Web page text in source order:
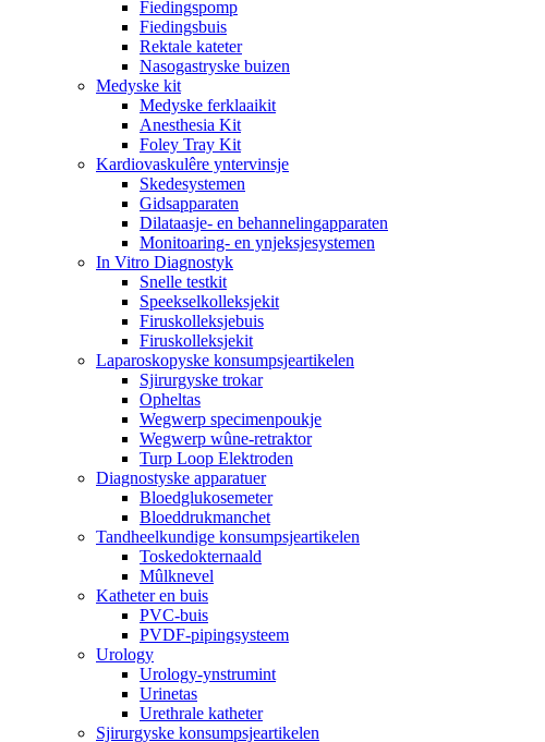
Fiedingspomp
Fiedingsbuis
Rektale kateter
Nasogastryske buizen
Medyske kit
Medyske ferklaaikit
Anesthesia Kit
Foley Tray Kit
Kardiovaskulêre yntervinsje
Skedesystemen
Gidsapparaten
Dilataasje- en behannelingapparaten
Monitoaring- en ynjeksjesystemen
In Vitro Diagnostyk
Snelle testkit
Speekselkolleksjekit
Firuskolleksjebuis
Firuskolleksjekit
Laparoskopyske konsumpsjeartikelen
Sjirurgyske trokar
Opheltas
Wegwerp specimenpoukje
Wegwerp wûne-retraktor
Turp Loop Elektroden
Diagnostyske apparatuer
Bloedglukosemeter
Bloeddrukmanchet
Tandheelkundige konsumpsjeartikelen
Toskedokternaald
Mûlknevel
Katheter en buis
PVC-buis
PVDF-pipingsysteem
Urology
Urology-ynstrumint
Urinetas
Urethrale katheter
Sjirurgyske konsumpsjeartikelen